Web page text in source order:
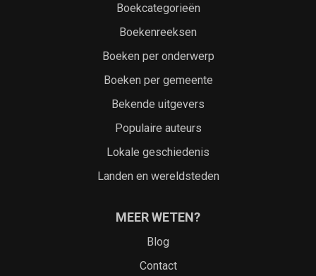
Boekcategorieën
Boekenreeksen
Boeken per onderwerp
Boeken per gemeente
Bekende uitgevers
Populaire auteurs
Lokale geschiedenis
Landen en wereldsteden
MEER WETEN?
Blog
Contact